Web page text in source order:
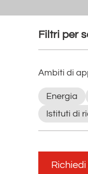
Filtri per
Ambiti di
Energia
Istituti di